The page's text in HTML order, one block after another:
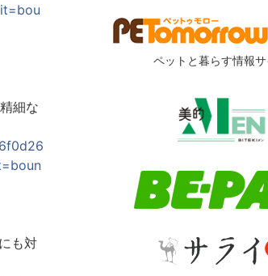
細な
も対
ペットと暮らす情報サ